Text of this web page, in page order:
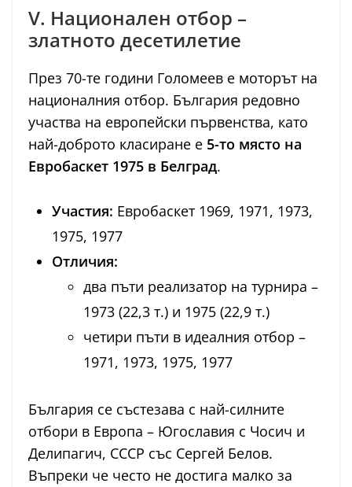
V. Национален отбор –
златното десетилетие
През 70-те години Голомеев е моторът на
националния отбор. България редовно
участва на европейски първенства, като
най-доброто класиране е 5-то място на
Евробаскет 1975 в Белград.
Участия: Евробаскет 1969, 1971, 1973,
1975, 1977
Отличия:
два пъти реализатор на турнира –
1973 (22,3 т.) и 1975 (22,9 т.)
четири пъти в идеалния отбор –
1971, 1973, 1975, 1977
България се състезава с най-силните
отбори в Европа – Югославия с Чосич и
Делипагич, СССР със Сергей Белов.
Въпреки че често не достига малко за